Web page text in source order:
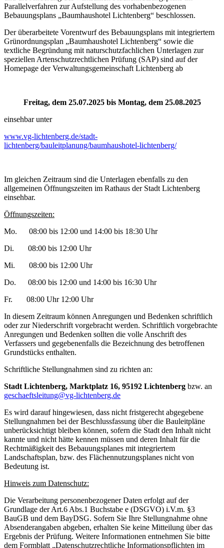
Parallelverfahren zur Aufstellung des vorhabenbezogenen
Bebauungsplans „Baumhaushotel Lichtenberg“ beschlossen.
Der überarbeitete Vorentwurf des Bebauungsplans mit integriertem
Grünordnungsplan „Baumhaushotel Lichtenberg“ sowie die
textliche Begründung mit naturschutzfachlichen Unterlagen zur
speziellen Artenschutzrechtlichen Prüfung (SAP) sind auf der
Homepage der Verwaltungsgemeinschaft Lichtenberg ab
Freitag, dem 25.07.2025 bis Montag, dem 25.08.2025
einsehbar unter
www.vg-lichtenberg.de/stadt-
lichtenberg/bauleitplanung/baumhaushotel-lichtenberg/
Im gleichen Zeitraum sind die Unterlagen ebenfalls zu den
allgemeinen Öffnungszeiten im Rathaus der Stadt Lichtenberg
einsehbar.
Öffnungszeiten:
Mo. 08:00 bis 12:00 und 14:00 bis 18:30 Uhr
Di. 08:00 bis 12:00 Uhr
Mi. 08:00 bis 12:00 Uhr
Do. 08:00 bis 12:00 und 14:00 bis 16:30 Uhr
Fr. 08:00 Uhr 12:00 Uhr
In diesem Zeitraum können Anregungen und Bedenken schriftlich
oder zur Niederschrift vorgebracht werden. Schriftlich vorgebrachte
Anregungen und Bedenken sollten die volle Anschrift des
Verfassers und gegebenenfalls die Bezeichnung des betroffenen
Grundstücks enthalten.
Schriftliche Stellungnahmen sind zu richten an:
Stadt Lichtenberg, Marktplatz 16, 95192 Lichtenberg bzw. an
geschaeftsleitung@vg-lichtenberg.de
Es wird darauf hingewiesen, dass nicht fristgerecht abgegebene
Stellungnahmen bei der Beschlussfassung über die Bauleitpläne
unberücksichtigt bleiben können, sofern die Stadt den Inhalt nicht
kannte und nicht hätte kennen müssen und deren Inhalt für die
Rechtmäßigkeit des Bebauungsplanes mit integriertem
Landschaftsplan, bzw. des Flächennutzungsplanes nicht von
Bedeutung ist.
Hinweis zum Datenschutz:
Die Verarbeitung personenbezogener Daten erfolgt auf der
Grundlage der Art.6 Abs.1 Buchstabe e (DSGVO) i.V.m. §3
BauGB und dem BayDSG. Sofern Sie Ihre Stellungnahme ohne
Absenderangaben abgeben, erhalten Sie keine Mitteilung über das
Ergebnis der Prüfung. Weitere Informationen entnehmen Sie bitte
dem Formblatt „Datenschutzrechtliche Informationspflichten im